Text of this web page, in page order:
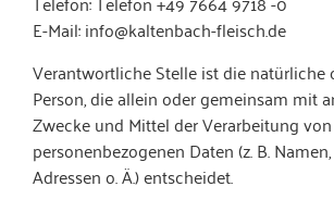
E-Mail: info@kaltenbach-fleisch.de
Verantwortliche Stelle ist die natürliche
Person, die allein oder gemeinsam mit
Zwecke und Mittel der Verarbeitung von
personenbezogenen Daten (z. B.
Adressen o. Ä.) entscheidet.